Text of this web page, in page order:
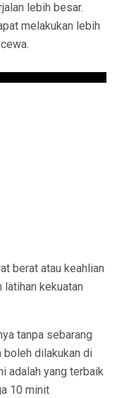
lebih besar.
melakukan lebih
berat atau keahlian
latihan kekuatan
tanpa sebarang
boleh dilakukan di
adalah yang terbaik
10 minit